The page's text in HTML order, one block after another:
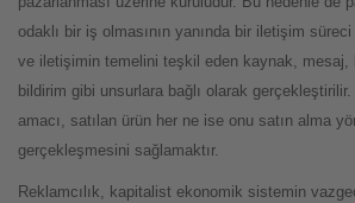
odaklı bir iş olmasının yanında bir iletişim
ve iletişimin temelini teşkil eden kaynak, mesaj,
bildirim gibi unsurlara bağlı olarak
amacı, satılan ürün her ne ise onu satın alma
gerçekleşmesini sağlamaktır.
Reklamcılık, kapitalist ekonomik sistemin